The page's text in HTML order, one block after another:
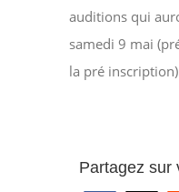
auditions qui
samedi 9 mai
la pré
Partagez sur